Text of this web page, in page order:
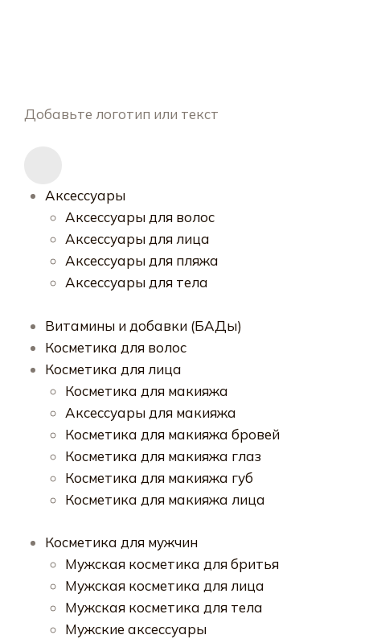
Добавьте логотип или текст
Аксессуары
Аксессуары для волос
Аксессуары для лица
Аксессуары для пляжа
Аксессуары для тела
Витамины и добавки (БАДы)
Косметика для волос
Косметика для лица
Косметика для макияжа
Аксессуары для макияжа
Косметика для макияжа бровей
Косметика для макияжа глаз
Косметика для макияжа губ
Косметика для макияжа лица
Косметика для мужчин
Мужская косметика для бритья
Мужская косметика для лица
Мужская косметика для тела
Мужские аксессуары